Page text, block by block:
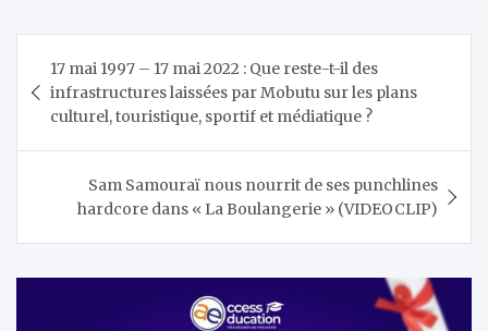
de
l’article
17 mai 1997 – 17 mai 2022 : Que reste-t-il des
infrastructures laissées par Mobutu sur les plans
culturel, touristique, sportif et médiatique ?
Sam Samouraï nous nourrit de ses punchlines
hardcore dans « La Boulangerie » (VIDEOCLIP)